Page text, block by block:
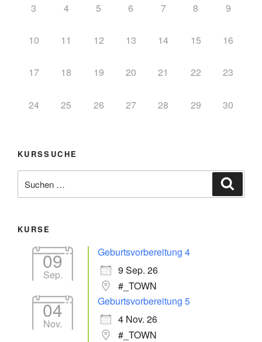
3 4 5 6 7 8 9
10 11 12 13 14 15 16
17 18 19 20 21 22 23
24 25 26 27 28 29 30
KURSSUCHE
KURSE
09
Sep.
Geburtsvorbereitung 4
9 Sep. 26
#_TOWN
04
Nov.
Geburtsvorbereitung 5
4 Nov. 26
#_TOWN